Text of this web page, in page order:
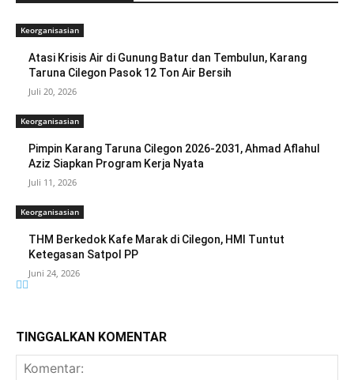
Keorganisasian
Atasi Krisis Air di Gunung Batur dan Tembulun, Karang
Taruna Cilegon Pasok 12 Ton Air Bersih
Juli 20, 2026
Keorganisasian
Pimpin Karang Taruna Cilegon 2026-2031, Ahmad Aflahul
Aziz Siapkan Program Kerja Nyata
Juli 11, 2026
Keorganisasian
THM Berkedok Kafe Marak di Cilegon, HMI Tuntut
Ketegasan Satpol PP
Juni 24, 2026
TINGGALKAN KOMENTAR